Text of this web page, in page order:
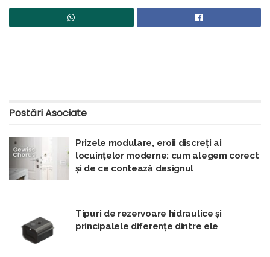
PostăriAsociate
Prizele modulare, eroii discreți ai
locuințelor moderne: cum alegem corect
și de ce contează designul
Tipuri de rezervoare hidraulice și
principalele diferențe dintre ele